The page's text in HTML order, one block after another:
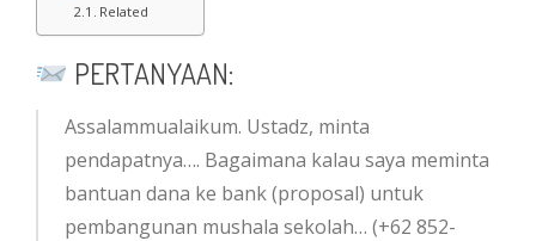
Related
PERTANYAAN:
Assalammualaikum. Ustadz, minta
pendapatnya…. Bagaimana kalau saya meminta
bantuan dana ke bank (proposal) untuk
pembangunan mushala sekolah… (+62 852-